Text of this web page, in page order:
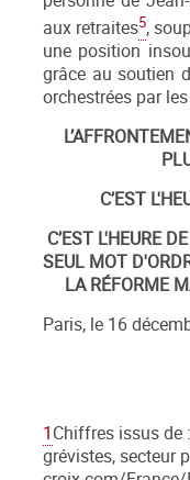
aux retraites5,
une position
grâce au soutien
orchestrées par
C’EST
C’EST L'HEURE
SEUL MOT
LA RÉFORME
Paris, le 16
1Chiffres issus de
grévistes, secteur